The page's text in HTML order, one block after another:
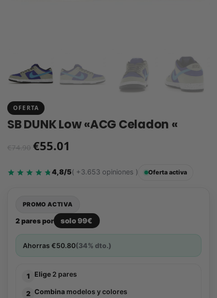
OFERTA
SB DUNK Low «ACG Celadon «
€74.90 €55.01
4,8/5( +3.653 opiniones ) Oferta activa
PROMO ACTIVA
2 pares por solo 99€
Ahorras €50.80(34% dto.)
1 Elige 2 pares
2 Combina modelos y colores